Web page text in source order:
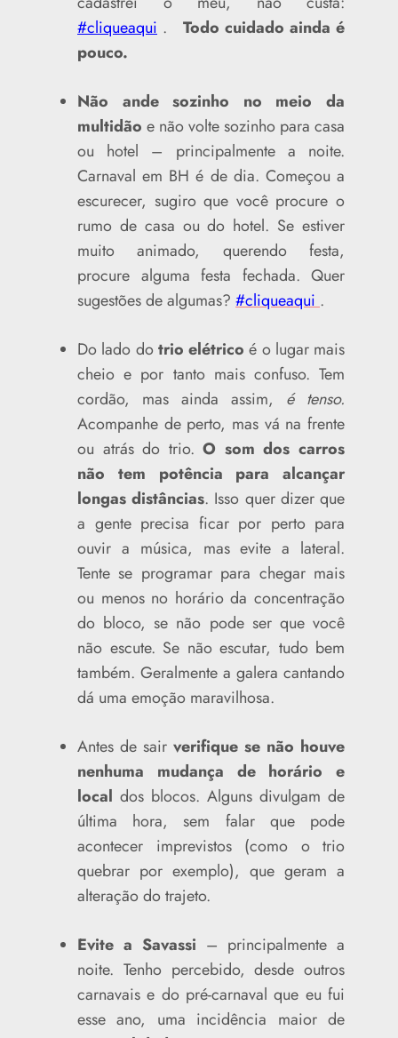
#cliqueaqui . Todo cuidado ainda é
pouco.
Não ande sozinho no meio da
multidão e não volte sozinho para casa
ou hotel – principalmente a noite.
Carnaval em BH é de dia. Começou a
escurecer, sugiro que você procure o
rumo de casa ou do hotel. Se estiver
muito animado, querendo festa,
procure alguma festa fechada. Quer
sugestões de algumas? #cliqueaqui .
Do lado dotrio elétrico é o lugar mais
cheio e por tanto mais confuso. Tem
cordão, mas ainda assim, é tenso.
Acompanhe de perto, mas vá na frente
ou atrás do trio.O som dos carros
não tem potência para alcançar
longas distâncias. Isso quer dizer que
a gente precisa ficar por perto para
ouvir a música, mas evite a lateral.
Tente se programar para chegar mais
ou menos no horário da concentração
do bloco, se não pode ser que você
não escute. Se não escutar, tudo bem
também. Geralmente a galera cantando
dá uma emoção maravilhosa.
Antes de sair verifique se não houve
nenhuma mudança de horário
e
local dos blocos. Alguns divulgam de
última hora, sem falar que pode
acontecer imprevistos (como o trio
quebrar por exemplo), que geram a
alteração do trajeto.
Evite a Savassi – principalmente a
noite. Tenho percebido, desde outros
carnavais e do pré-carnaval que eu fui
esse ano, uma incidência maior de